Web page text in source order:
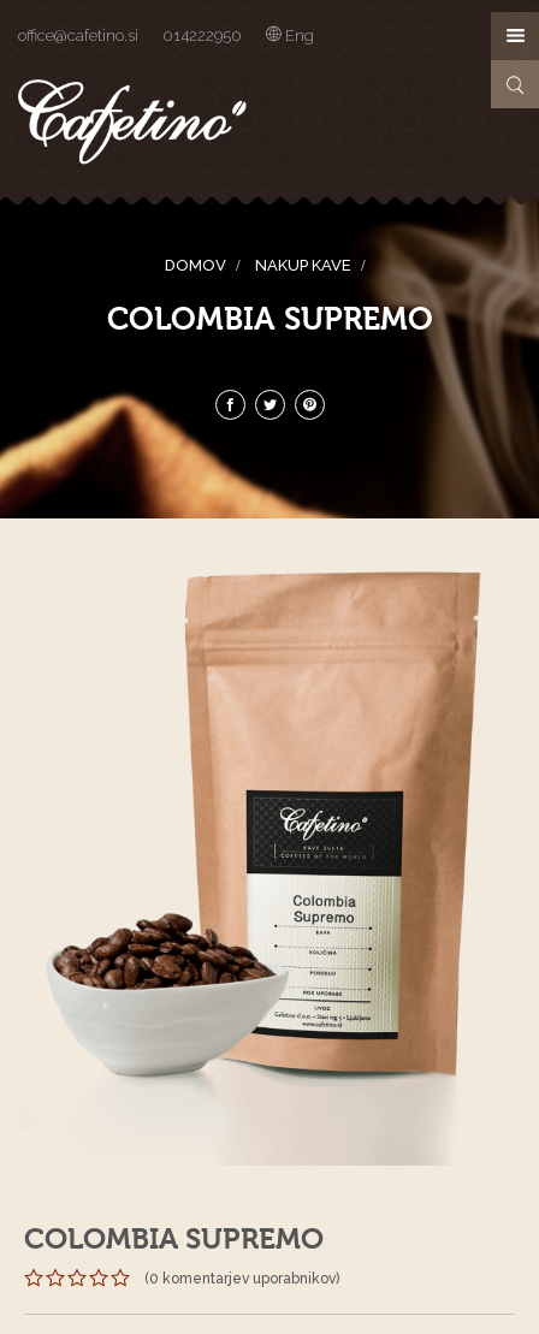
office@cafetino.si 014222950 Eng
DOMOV NAKUP KAVE
COLOMBIA SUPREMO
COLOMBIA SUPREMO
(0 komentarjev uporabnikov)